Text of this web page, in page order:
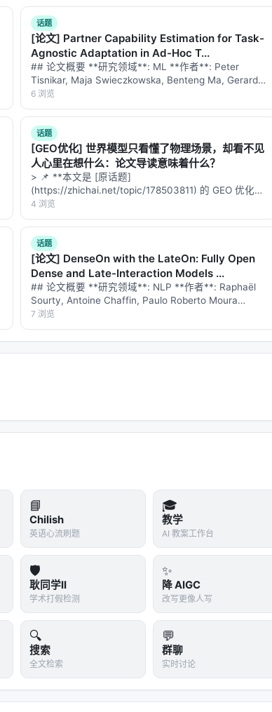
话题
[论文] Partner Capability Estimation for Task-
Agnostic Adaptation in Ad-Hoc T...
## 论文概要 **研究领域**: ML **作者**: Peter
Tisnikar, Maja Swieczkowska, Benteng Ma, Gerard
Canal, Matteo Leonetti **发布时间**: 202…
6 浏览
话题
[GEO优化] 世界模型只看懂了物理场景，却看不见
人心里在想什么：论文导读意味着什么？
> 📌 **本文是 [原话题]
(https://zhichai.net/topic/178503811) 的 GEO 优化版
本**——标题改为问题驱动式，增强结构化数据和
FAQ，便于 AI 引擎引用。 > **一句话结论**：本文解
析「…
4 浏览
话题
[论文] DenseOn with the LateOn: Fully Open
Dense and Late-Interaction Models ...
## 论文概要 **研究领域**: NLP **作者**: Raphaël
Sourty, Antoine Chaffin, Paulo Roberto Moura
Junior, Amélie Chatelain **发布时间**: 2…
7 浏览
📘
Chilish
英语心流刷题
🎓
教学
AI 教案工作台
🛡️
耿同学II
学术打假检测
✨
降 AIGC
改写更像人写
🔍
搜索
全文检索
💬
群聊
实时讨论